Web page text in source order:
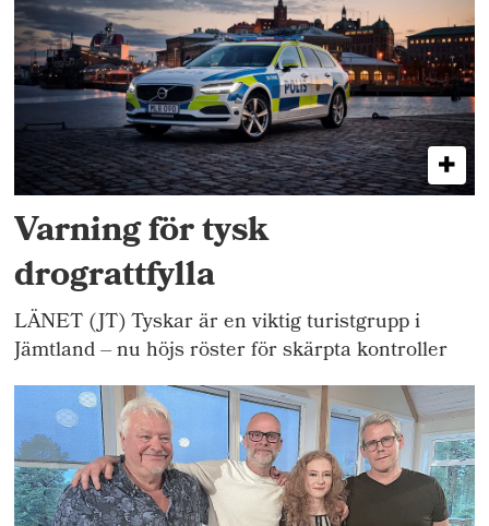
Varning för tysk
drograttfylla
LÄNET (JT) Tyskar är en viktig turistgrupp i
Jämtland – nu höjs röster för skärpta kontroller